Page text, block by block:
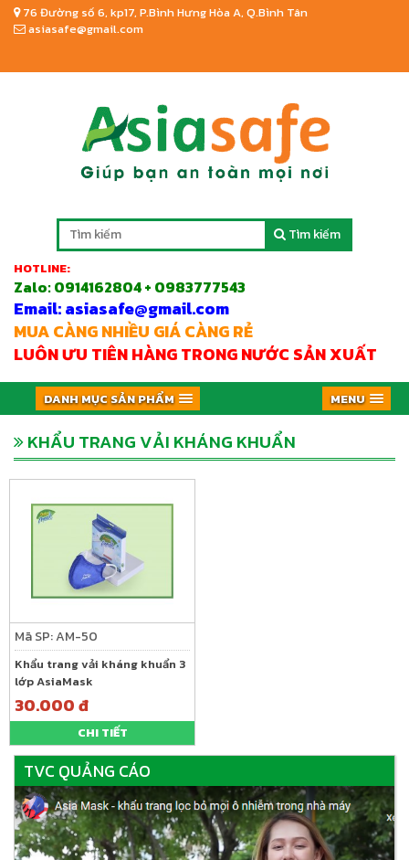
76 Đường số 6, kp17, P.Bình Hưng Hòa A, Q.Bình Tân
asiasafe@gmail.com
Tìm kiếm
HOTLINE:
Zalo:0914162804 + 0983777543
Email: asiasafe@gmail.com
MUA CÀNG NHIỀU GIÁ CÀNG RẺ
LUÔN ƯU TIÊN HÀNG TRONG NƯỚC SẢN XUẤT
DANH MỤC SẢN PHẨM MENU
KHẨU TRANG VẢI KHÁNG KHUẨN
Mã SP: AM-50
Khẩu trang vải kháng khuẩn 3
lớp AsiaMask
30.000 đ
CHI TIẾT
TVC QUẢNG CÁO